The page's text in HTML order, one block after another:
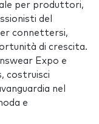
per produttori,
del
connettersi,
di crescita.
Expo e
costruisci
nel
e